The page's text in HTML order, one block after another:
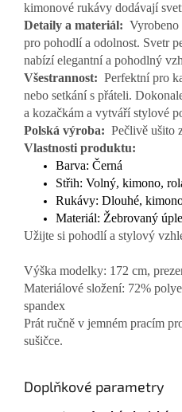
kimonové rukávy dodávají
Detaily a materiál: Vyrobeno
pro pohodlí a odolnost. Svetr
nabízí elegantní a pohodlný
Všestrannost: Perfektní pro
nebo setkání s přáteli.
a kozačkám a vytváří stylové
Polská výroba: Pečlivě ušito
Vlastnosti produktu:
Barva: Černá
Střih: Volný, kimono,
Rukávy: Dlouhé,
Materiál: Žebrovaný
Užijte si pohodlí a stylový
Výška modelky: 172 cm,
Materiálové složení: 72%
spandex
Prát ručně v jemném pracím
sušičce.
Doplňkové parametry